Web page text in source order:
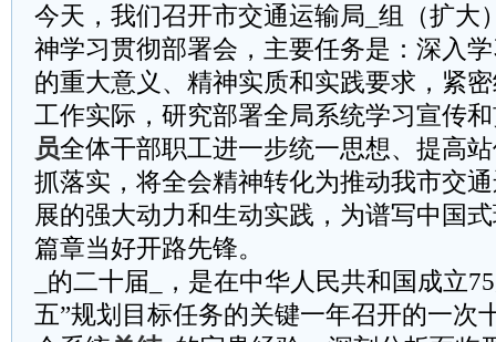
今天，我们召开市交通运输局_组（扩大
神学习贯彻部署会，主要任务是：深入
的重大意义、精神实质和实践要求，紧
工作实际，研究部署全局系统学习宣传
员全体干部职工进一步统一思想、提高
抓落实，将全会精神转化为推动我市交
展的强大动力和生动实践，为谱写中国
篇章当好开路先锋。
_的二十届_，是在中华人民共和国成立
五”规划目标任务的关键一年召开的一次